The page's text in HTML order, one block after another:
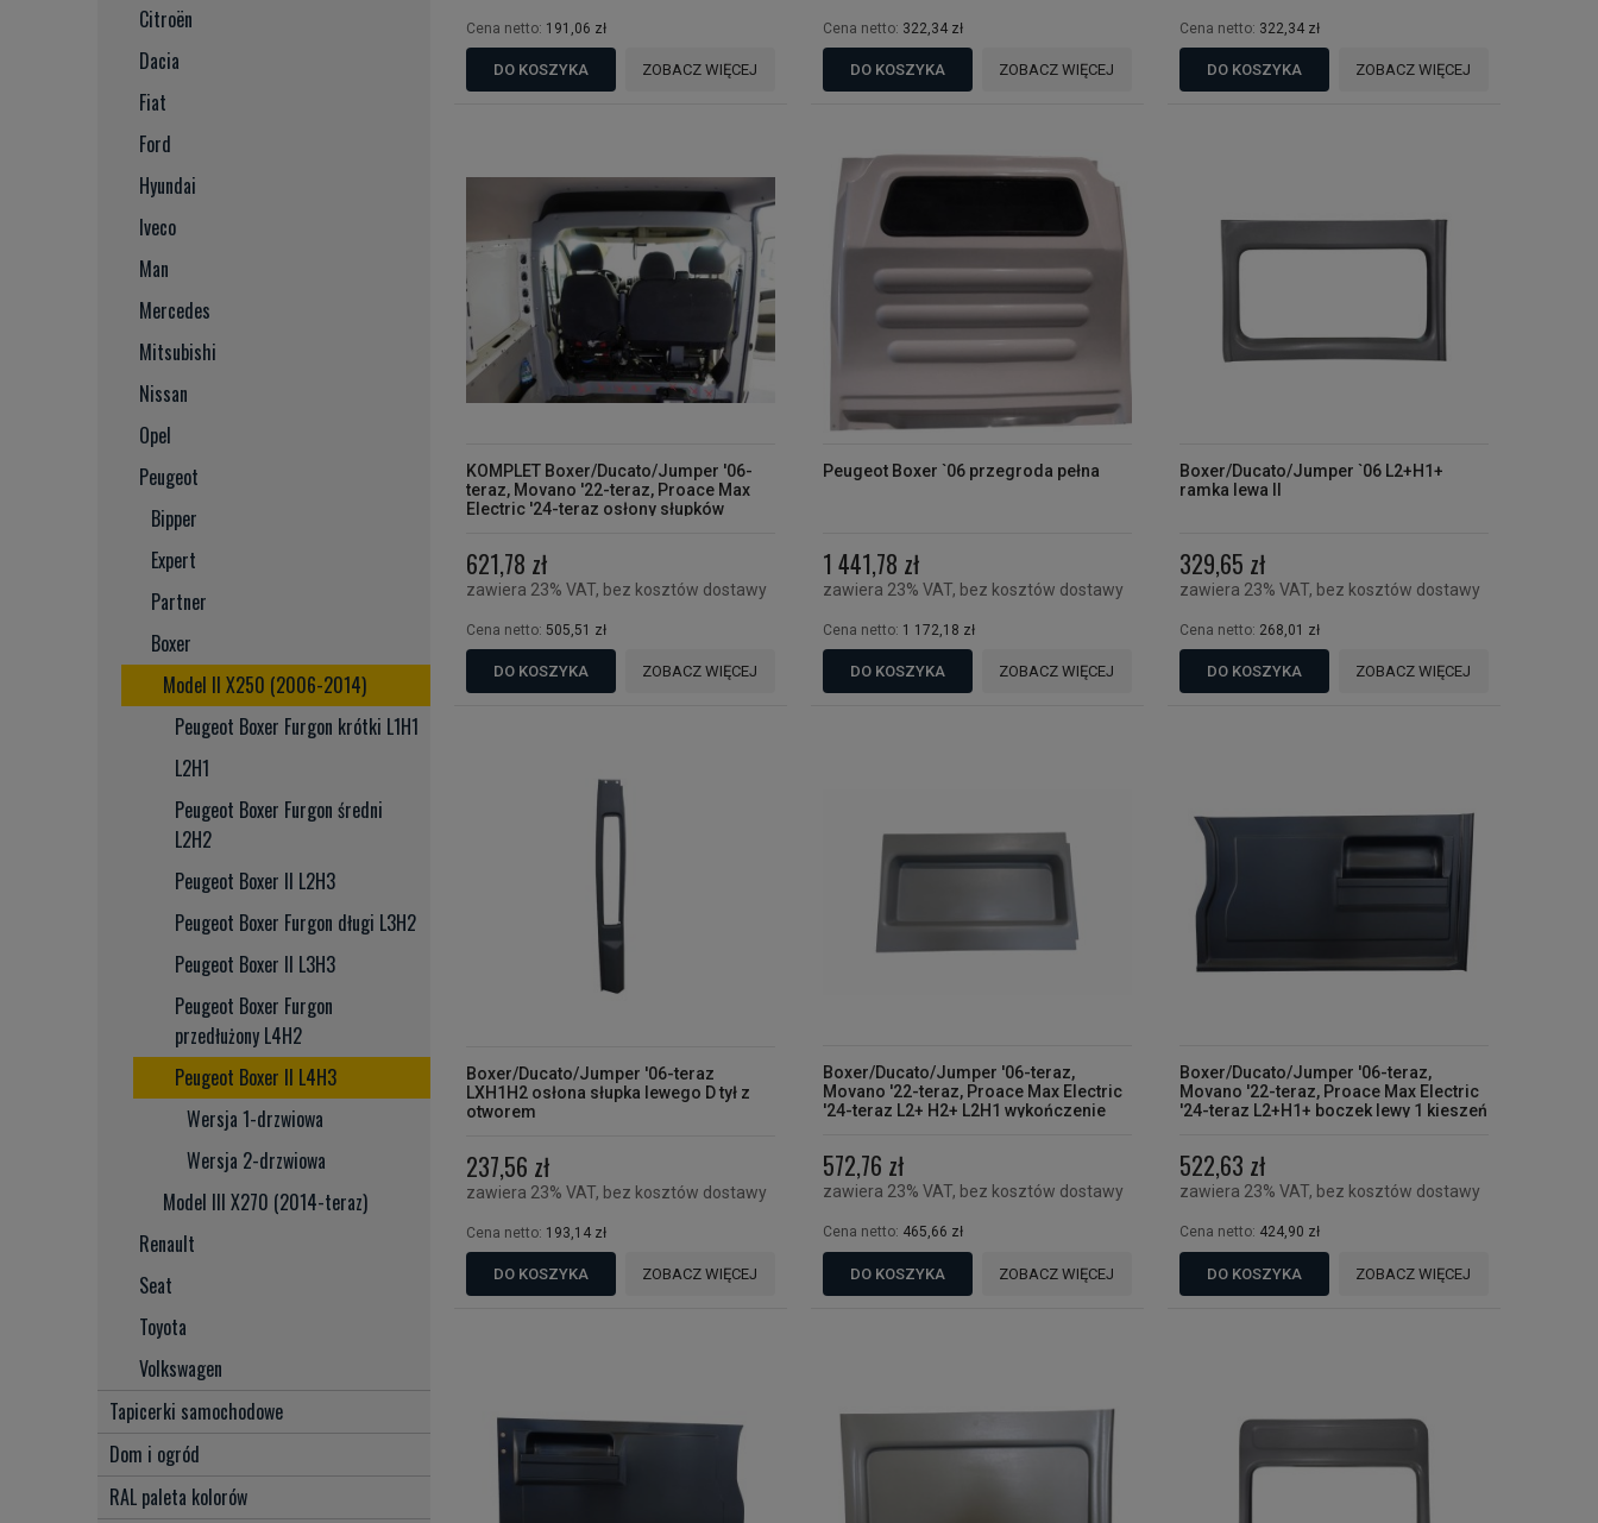
Citroën
Dacia
Fiat
Ford
Hyundai
Iveco
Man
Mercedes
Mitsubishi
Nissan
Opel
Peugeot
Bipper
Expert
Partner
Boxer
Model II X250 (2006-2014)
Peugeot Boxer Furgon krótki L1H1
L2H1
Peugeot Boxer Furgon średni
L2H2
Peugeot Boxer II L2H3
Peugeot Boxer Furgon długi L3H2
Peugeot Boxer II L3H3
Peugeot Boxer Furgon
przedłużony L4H2
Peugeot Boxer II L4H3
Wersja 1-drzwiowa
Wersja 2-drzwiowa
Model III X270 (2014-teraz)
Renault
Seat
Toyota
Volkswagen
Tapicerki samochodowe
Dom i ogród
RAL paleta kolorów
Cena netto: 191,06 zł
DO KOSZYKA ZOBACZ WIĘCEJ
Cena netto: 322,34 zł
DO KOSZYKA ZOBACZ WIĘCEJ
Cena netto: 322,34 zł
DO KOSZYKA ZOBACZ WIĘCEJ
KOMPLET Boxer/Ducato/Jumper '06-
teraz, Movano '22-teraz, Proace Max
Electric '24-teraz osłony słupków
621,78 zł
zawiera 23% VAT, bez kosztów dostawy
Cena netto: 505,51 zł
DO KOSZYKA ZOBACZ WIĘCEJ
Peugeot Boxer `06 przegroda pełna
1 441,78 zł
zawiera 23% VAT, bez kosztów dostawy
Cena netto: 1 172,18 zł
DO KOSZYKA ZOBACZ WIĘCEJ
Boxer/Ducato/Jumper `06 L2+H1+
ramka lewa II
329,65 zł
zawiera 23% VAT, bez kosztów dostawy
Cena netto: 268,01 zł
DO KOSZYKA ZOBACZ WIĘCEJ
Boxer/Ducato/Jumper '06-teraz
LXH1H2 osłona słupka lewego D tył z
otworem
237,56 zł
zawiera 23% VAT, bez kosztów dostawy
Cena netto: 193,14 zł
DO KOSZYKA ZOBACZ WIĘCEJ
Boxer/Ducato/Jumper '06-teraz,
Movano '22-teraz, Proace Max Electric
'24-teraz L2+ H2+ L2H1 wykończenie
572,76 zł
zawiera 23% VAT, bez kosztów dostawy
Cena netto: 465,66 zł
DO KOSZYKA ZOBACZ WIĘCEJ
Boxer/Ducato/Jumper '06-teraz,
Movano '22-teraz, Proace Max Electric
'24-teraz L2+H1+ boczek lewy 1 kieszeń
522,63 zł
zawiera 23% VAT, bez kosztów dostawy
Cena netto: 424,90 zł
DO KOSZYKA ZOBACZ WIĘCEJ